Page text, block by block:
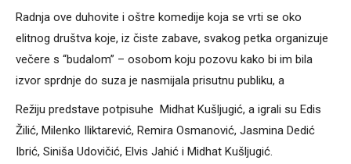
Radnja ove duhovite i oštre komedije koja se vrti se oko
elitnog društva koje, iz čiste zabave, svakog petka organizuje
večere s “budalom” – osobom koju pozovu kako bi im bila
izvor sprdnje do suza je nasmijala prisutnu publiku, a
Režiju predstave potpisuhe Midhat Kušljugić, a igrali su Edis
Žilić, Milenko Iliktarević, Remira Osmanović, Jasmina Dedić
Ibrić, Siniša Udovičić, Elvis Jahić i Midhat Kušljugić.